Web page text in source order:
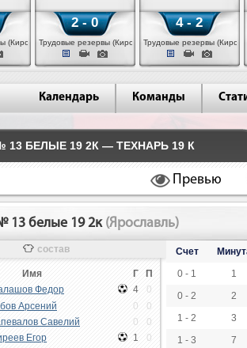
(Киров)
2 - 0
Трудовые резервы (Киров)
4 - 2
Трудовые резервы (Киров)
Календарь Команды
БЕЛЫЕ 19 2К — ТЕХНАРЬ 19 К
Превью
13 белые 19 2к (Ярославль)
состав
Имя Г П
Федор 4 0
Арсений 0 0
Савелий 0 0
Егор 1 0
Счет
0 - 1
1
0 - 2
2
1 - 2
3
1 - 3
7